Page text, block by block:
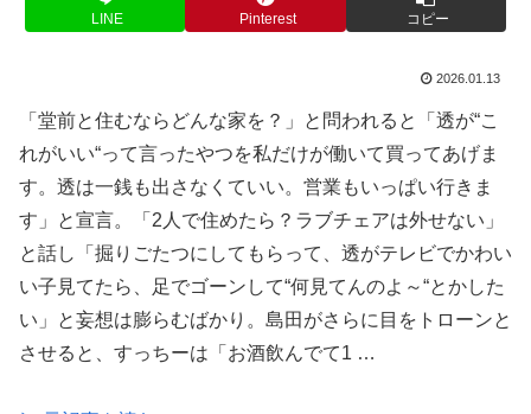
LINE Pinterest コピー
2026.01.13
「堂前と住むならどんな家を？」と問われると「透が“こ
れがいい“って言ったやつを私だけが働いて買ってあげま
す。透は一銭も出さなくていい。営業もいっぱい行きま
す」と宣言。「2人で住めたら？ラブチェアは外せない」
と話し「掘りごたつにしてもらって、透がテレビでかわい
い子見てたら、足でゴーンして“何見てんのよ～“とかした
い」と妄想は膨らむばかり。島田がさらに目をトローンと
させると、すっちーは「お酒飲んでて1 …